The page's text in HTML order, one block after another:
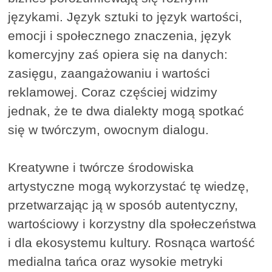
językami. Język sztuki to język wartości,
emocji i społecznego znaczenia, język
komercyjny zaś opiera się na danych:
zasięgu, zaangażowaniu i wartości
reklamowej. Coraz częściej widzimy
jednak, że te dwa dialekty mogą spotkać
się w twórczym, owocnym dialogu.
Kreatywne i twórcze środowiska
artystyczne mogą wykorzystać tę wiedzę,
przetwarzając ją w sposób autentyczny,
wartościowy i korzystny dla społeczeństwa
i dla ekosystemu kultury. Rosnąca wartość
medialna tańca oraz wysokie metryki